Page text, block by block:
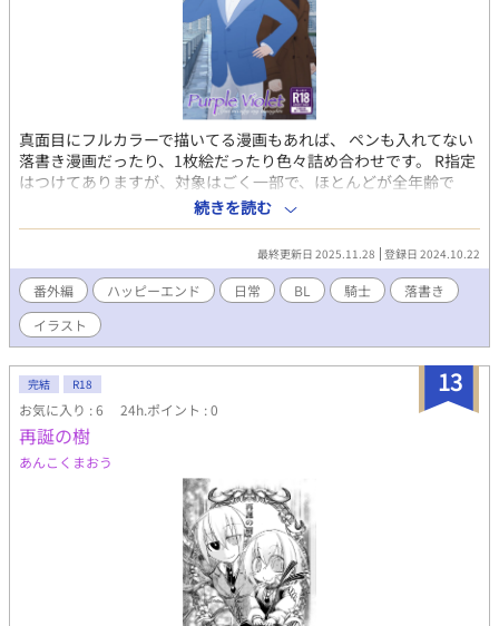
真面目にフルカラーで描いてる漫画もあれば、 ペンも入れてない
落書き漫画だったり、1枚絵だったり色々詰め合わせです。 R指定
はつけてありますが、対象はごく一部で、ほとんどが全年齢で
す。 略称→正式タイトル すみれ→💘Purple Violet⚜️💐 ノンケ鈍
感クソ真面目男前←（激重感情）←軽いノリを装う純情一途 殺殺
→⚔️師範を殺したくない俺（勇者）と、弟子に殺されたい私（魔
王） 裏白→少年が青年と二人暮らしを始めるお話
続きを読む
最終更新日 2025.11.28 登録日 2024.10.22
番外編 ハッピーエンド 日常 BL 騎士
落書き
イラスト
13
完結 R18
お気に入り : 6 24h.ポイント : 0
再誕の樹
あんこくまおう